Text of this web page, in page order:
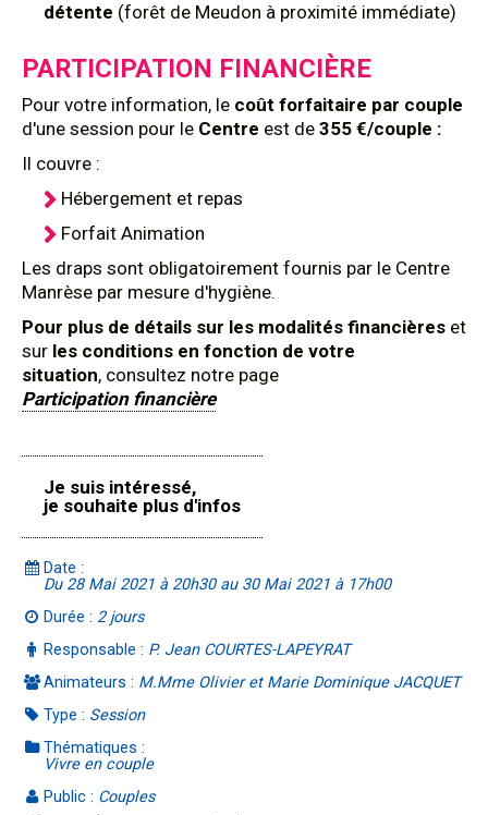
détente (forêt de Meudon à proximité immédiate)
PARTICIPATION FINANCIÈRE
Pour votre information, le coût forfaitaire par couple
d'une session pour le Centre est de 355 €/couple :
Il couvre :
Hébergement et repas
Forfait Animation
Les draps sont obligatoirement fournis par le Centre
Manrèse par mesure d'hygiène.
Pour plus de détails sur les modalités financières et
sur les conditions en fonction de votre
situation, consultez notre page
Participation financière
Je suis intéressé,
je souhaite plus d'infos
Date :
Du 28 Mai 2021 à 20h30 au 30 Mai 2021 à 17h00
Durée : 2 jours
Responsable : P. Jean COURTES-LAPEYRAT
Animateurs : M.Mme Olivier et Marie Dominique JACQUET
Type : Session
Thématiques :
Vivre en couple
Public : Couples